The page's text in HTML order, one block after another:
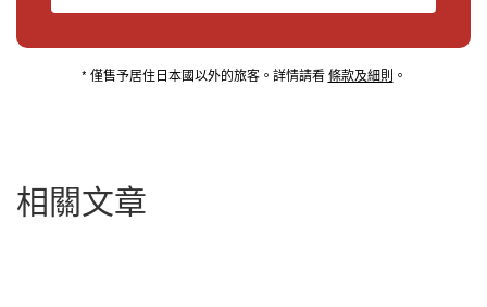
相關文章
* 僅售予居住日本國以外的旅客。詳情請看條款及細則 。